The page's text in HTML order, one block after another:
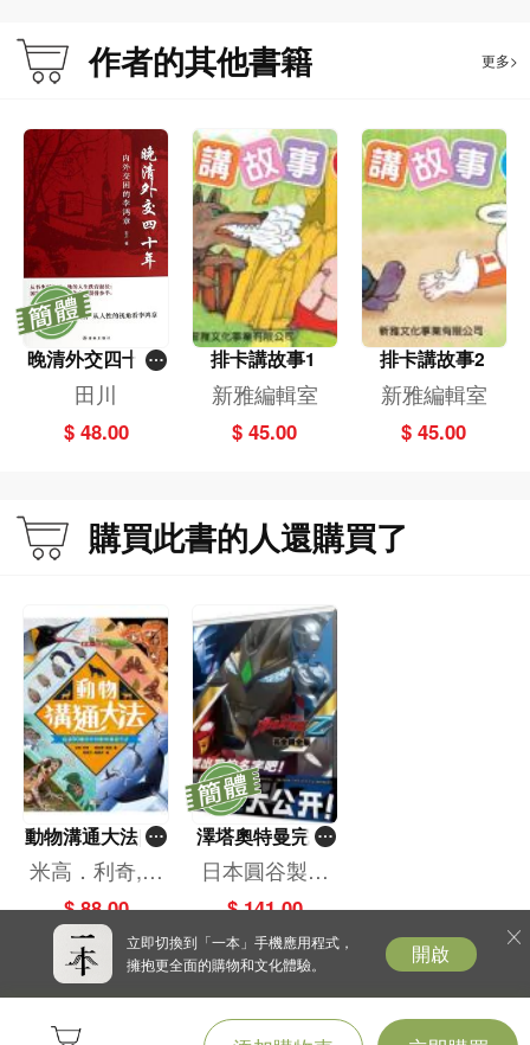
作者的其他書籍 更多>
晚清外交四十年
──內外交困的
李鴻章
田川
$ 48.00
排卡講故事1
新雅編輯室
$ 45.00
排卡講故事2
新雅編輯室
$ 45.00
購買此書的人還購買了
動物溝通大法[新
雅．知識館]
米高．利奇,梅
莉爾．蘭德
$ 88.00
澤塔奧特曼完全
超全集
日本圓谷製作
株式會社監修
$ 141.00
立即切換到「一本」手機應用程式，
擁抱更全面的購物和文化體驗。
開啟